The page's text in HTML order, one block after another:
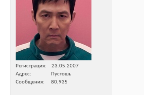
Регистрация
23.05.2007
Адрес
Пустошь
Сообщения
80,935